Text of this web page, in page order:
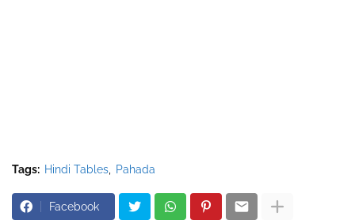
Tags: Hindi Tables Pahada
Facebook